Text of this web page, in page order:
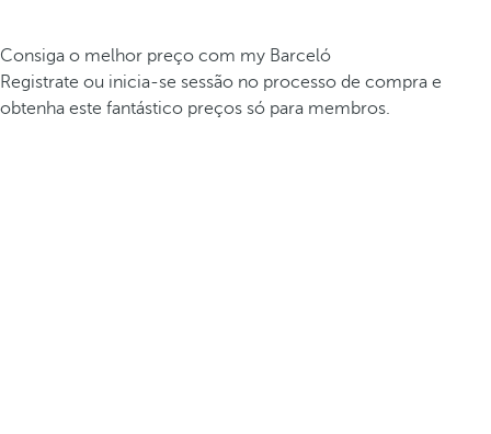
Consiga o melhor preço com my Barceló
Registrate ou inicia-se sessão no processo de compra e
obtenha este fantástico preços só para membros.